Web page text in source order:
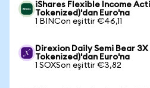
iShares Flexible Income
Tokenized)'dan Euro'na
1 BINCon eşittir €46,11
Direxion Daily Semi Bear 3X
Tokenized)'dan Euro'na
1 SOXSon eşittir €3,82